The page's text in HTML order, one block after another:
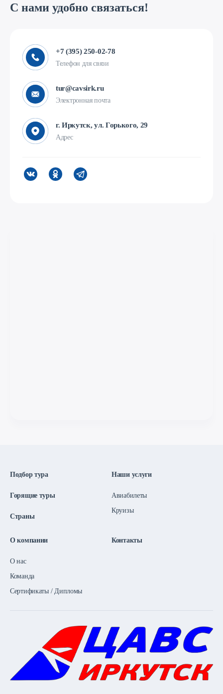
С нами удобно связаться!
+7 (395) 250-02-78
Телефон для связи
tur@cavsirk.ru
Электронная почта
г. Иркутск, ул. Горького, 29
Адрес
Подбор тура
Горящие туры
Страны
Наши услуги
Авиабилеты
Круизы
О компании
О нас
Команда
Сертификаты / Дипломы
Контакты